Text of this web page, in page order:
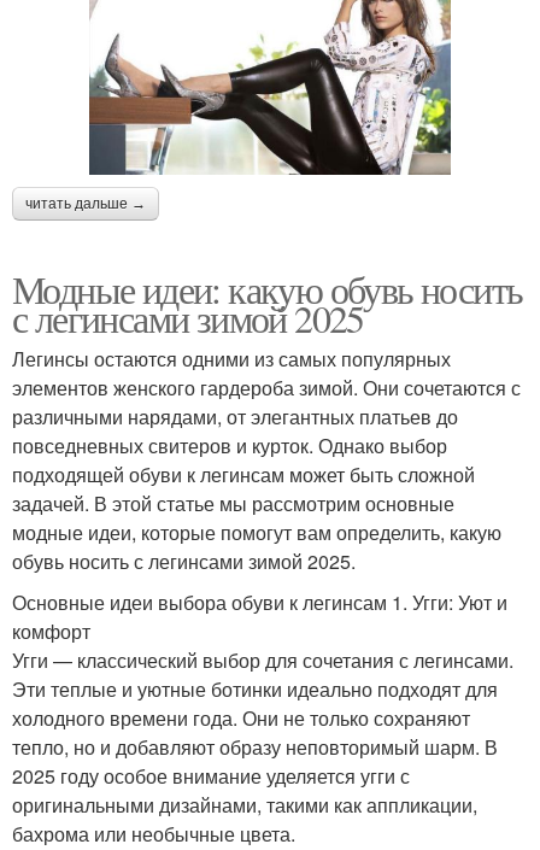
читать дальше →
Модные идеи: какую обувь носить
с легинсами зимой 2025
Легинсы остаются одними из самых популярных
элементов женского гардероба зимой. Они сочетаются с
различными нарядами, от элегантных платьев до
повседневных свитеров и курток. Однако выбор
подходящей обуви к легинсам может быть сложной
задачей. В этой статье мы рассмотрим основные
модные идеи, которые помогут вам определить, какую
обувь носить с легинсами зимой 2025.
Основные идеи выбора обуви к легинсам 1. Угги: Уют и
комфорт
Угги — классический выбор для сочетания с легинсами.
Эти теплые и уютные ботинки идеально подходят для
холодного времени года. Они не только сохраняют
тепло, но и добавляют образу неповторимый шарм. В
2025 году особое внимание уделяется угги с
оригинальными дизайнами, такими как аппликации,
бахрома или необычные цвета.